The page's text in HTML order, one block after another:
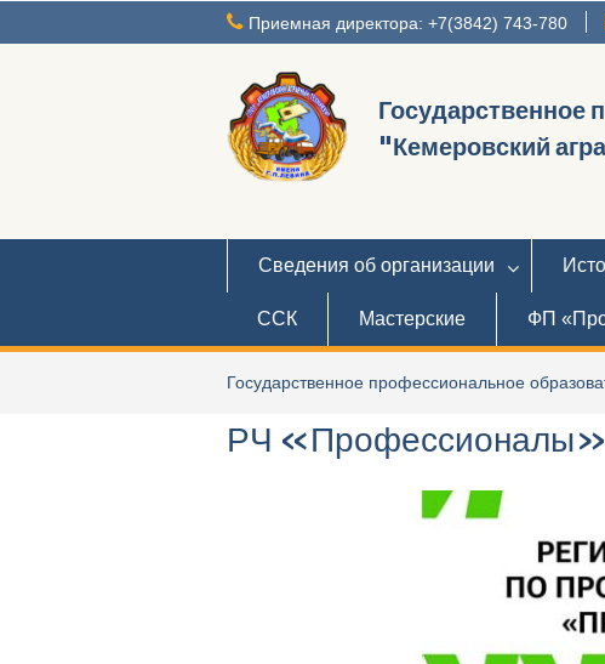
Приемная директора: +7(3842) 743-780
Государственное
"Кемеровский
Сведения об организации
ССК Мастерские ФП
Государственное профессиональное
РЧ «Профессионалы»